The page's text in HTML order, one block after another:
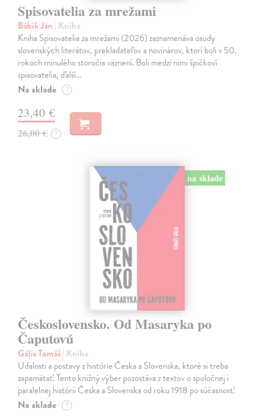
Spisovatelia za mrežami
Bábik Ján | Kniha
Kniha Spisovatelia za mrežami (2026) zaznamenáva osudy
slovenských literátov, prekladateľov a novinárov, ktorí boli v 50.
rokoch minulého storočia väznení. Boli medzi nimi špičkoví
spisovatelia, ďalší…
Na sklade ?
23,40 €
26,00 € ?
na sklade
Československo. Od Masaryka po
Čaputovú
Gális Tomáš| Kniha
Udalosti a postavy z histórie Česka a Slovenska, ktoré si treba
zapamätať. Tento knižný výber pozostáva z textov o spoločnej i
paralelnej histórii Česka a Slovenska od roku 1918 po súčasnosť.
Na sklade ?